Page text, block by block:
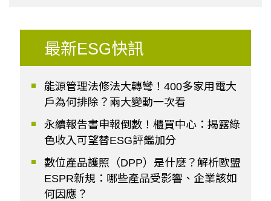
最新ESG快訊
能源管理法修法大轉彎！400多家用電大
戶為何排除？兩大變動一次看
永續報告書申報倒數！櫃買中心：揭露綠
色收入可望替ESG評鑑加分
數位產品護照（DPP）是什麼？解析歐盟
ESPR新規：哪些產品受影響、企業該如
何因應？